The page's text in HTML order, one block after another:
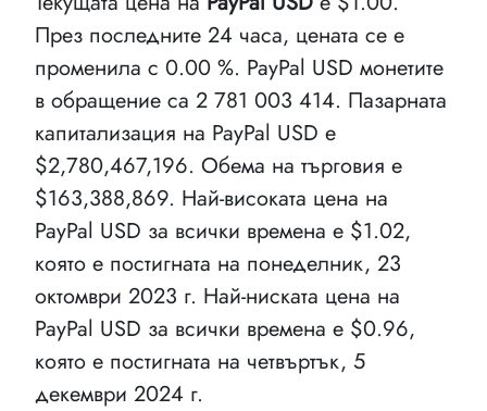
През последните 24 часа, цената се е
променила с 0.00 %. PayPal USD монетите
в обращение са 2 781 003 414. Пазарната
капитализация на PayPal USD e
$2,780,467,196. Обема на търговия е
$163,388,869. Най-високата цена на
PayPal USD за всички времена е $1.02,
която е постигната на понеделник, 23
октомври 2023 г. Най-ниската цена на
PayPal USD за всички времена е $0.96,
която е постигната на четвъртък, 5
декември 2024 г.